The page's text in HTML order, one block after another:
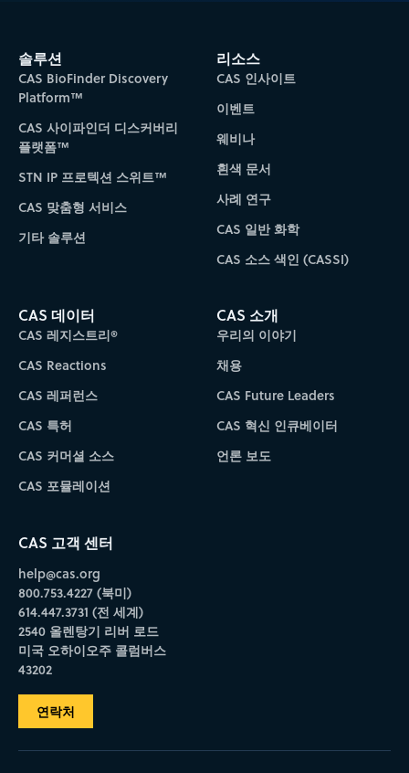
솔루션
CAS BioFinder Discovery
Platform™
CAS 사이파인더 디스커버리
플랫폼™
STN IP 프로텍션 스위트™
CAS 맞춤형 서비스
기타 솔루션
리소스
CAS 인사이트
이벤트
웨비나
흰색 문서
사례 연구
CAS 일반 화학
CAS 소스 색인 (CASSI)
CAS 데이터
CAS 레지스트리®
CAS Reactions
CAS 레퍼런스
CAS 특허
CAS 커머셜 소스
CAS 포뮬레이션
CAS 소개
우리의 이야기
채용
CAS Future Leaders
CAS 혁신 인큐베이터
언론 보도
CAS 고객 센터
help@cas.org
800.753.4227 (북미)
614.447.3731 (전 세계)
2540 올렌탕기 리버 로드
미국 오하이오주 콜럼버스
43202
연락처